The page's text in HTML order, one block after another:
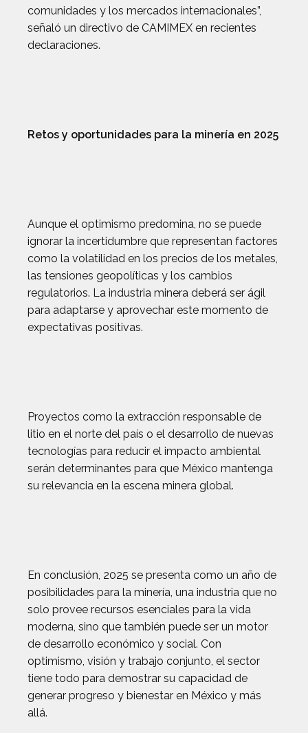
comunidades y los mercados internacionales”,
señaló un directivo de CAMIMEX en recientes
declaraciones.
Retos y oportunidades para la minería en 2025
Aunque el optimismo predomina, no se puede
ignorar la incertidumbre que representan factores
como la volatilidad en los precios de los metales,
las tensiones geopolíticas y los cambios
regulatorios. La industria minera deberá ser ágil
para adaptarse y aprovechar este momento de
expectativas positivas.
Proyectos como la extracción responsable de
litio en el norte del país o el desarrollo de nuevas
tecnologías para reducir el impacto ambiental
serán determinantes para que México mantenga
su relevancia en la escena minera global.
En conclusión, 2025 se presenta como un año de
posibilidades para la minería, una industria que no
solo provee recursos esenciales para la vida
moderna, sino que también puede ser un motor
de desarrollo económico y social. Con
optimismo, visión y trabajo conjunto, el sector
tiene todo para demostrar su capacidad de
generar progreso y bienestar en México y más
allá.